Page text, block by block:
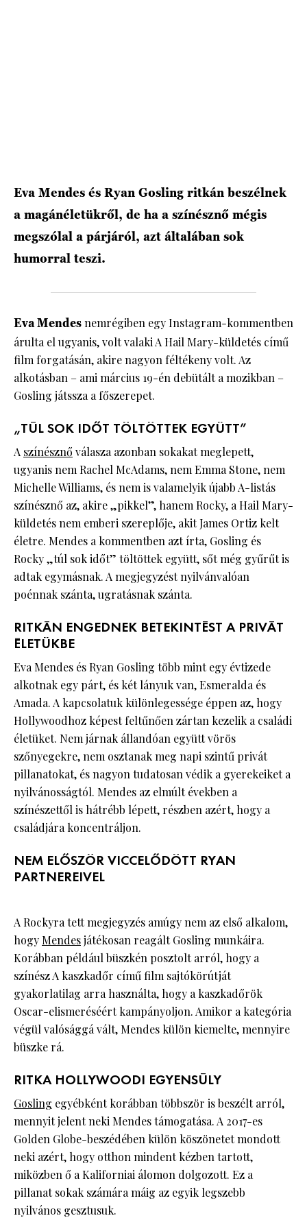
Eva Mendes és Ryan Gosling ritkán beszélnek
a magánéletükről, de ha a színésznő mégis
megszólal a párjáról, azt általában sok
humorral teszi.
Eva Mendesnemrégiben egy Instagram-kommentben
árulta el ugyanis, volt valaki A Hail Mary-küldetés című
film forgatásán, akire nagyon féltékeny volt. Az
alkotásban – ami március 19-én debütált a mozikban –
Gosling játssza a főszerepet.
„TÚL SOK IDŐT TÖLTÖTTEK EGYÜTT”
A színésznő válasza azonban sokakat meglepett,
ugyanis nem Rachel McAdams, nem Emma Stone, nem
Michelle Williams, és nem is valamelyik újabb A-listás
színésznő az, akire „pikkel”, hanem Rocky, a Hail Mary-
küldetés nem emberi szereplője, akit James Ortiz kelt
életre. Mendes a kommentben azt írta, Gosling és
Rocky „túl sok időt” töltöttek együtt, sőt még gyűrűt is
adtak egymásnak. A megjegyzést nyilvánvalóan
poénnak szánta, ugratásnak szánta.
RITKÁN ENGEDNEK BETEKINTÉST A PRIVÁT
ÉLETÜKBE
Eva Mendes és Ryan Gosling több mint egy évtizede
alkotnak egy párt, és két lányuk van, Esmeralda és
Amada. A kapcsolatuk különlegessége éppen az, hogy
Hollywoodhoz képest feltűnően zártan kezelik a családi
életüket. Nem járnak állandóan együtt vörös
szőnyegekre, nem osztanak meg napi szintű privát
pillanatokat, és nagyon tudatosan védik a gyerekeiket a
nyilvánosságtól. Mendes az elmúlt években a
színészettől is hátrébb lépett, részben azért, hogy a
családjára koncentráljon.
NEM ELŐSZÖR VICCELŐDÖTT RYAN
PARTNEREIVEL
A Rockyra tett megjegyzés amúgy nem az első alkalom,
hogy Mendesjátékosan reagált Gosling munkáira.
Korábban például büszkén posztolt arról, hogy a
színész A kaszkadőr című film sajtókörútját
gyakorlatilag arra használta, hogy a kaszkadőrök
Oscar-elismeréséért kampányoljon. Amikor a kategória
végül valósággá vált, Mendes külön kiemelte, mennyire
büszke rá.
RITKA HOLLYWOODI EGYENSÚLY
Gosling egyébként korábban többször is beszélt arról,
mennyit jelent neki Mendes támogatása. A 2017-es
Golden Globe-beszédében külön köszönetet mondott
neki azért, hogy otthon mindent kézben tartott,
miközben ő a Kaliforniai álomon dolgozott. Ez a
pillanat sokak számára máig az egyik legszebb
nyilvános gesztusuk.